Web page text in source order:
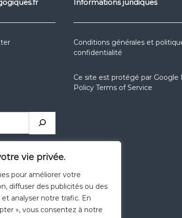
vie privée.
pour améliorer votre
diffuser des publicités ou des
analyser notre trafic. En
», vous consentez à notre
Informations juridiques
Conditions générales et
confidentialité
Ce site est protégé par Google
Policy Terms of Service